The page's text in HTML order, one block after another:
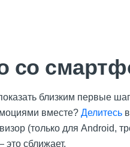
со
близким первые
вместе? Делитесь
(только для Android,
сближает.